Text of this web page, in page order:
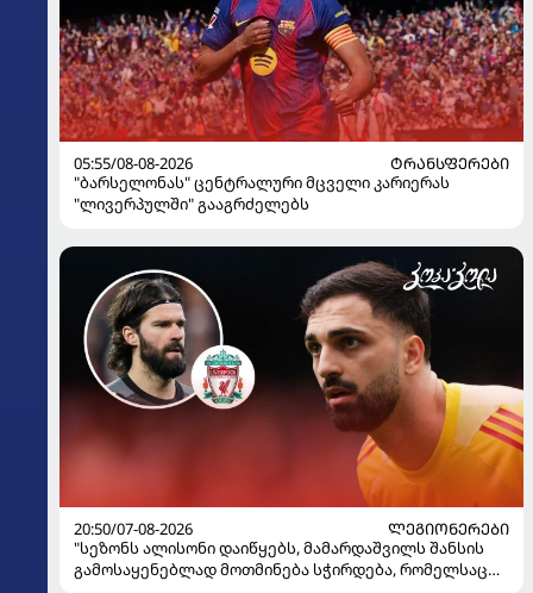
05:55/08-08-2026
ᲢᲠᲐᲜᲡᲤᲔᲠᲔᲑᲘ
"ბარსელონას" ცენტრალური მცველი კარიერას
"ლივერპულში" გააგრძელებს
20:50/07-08-2026
ᲚᲔᲒᲘᲝᲜᲔᲠᲔᲑᲘ
"სეზონს ალისონი დაიწყებს, მამარდაშვილს შანსის
გამოსაყენებლად მოთმინება სჭირდება, რომელსაც